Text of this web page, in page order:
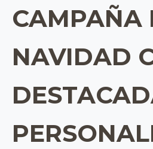
CAMPAÑA
NAVIDAD